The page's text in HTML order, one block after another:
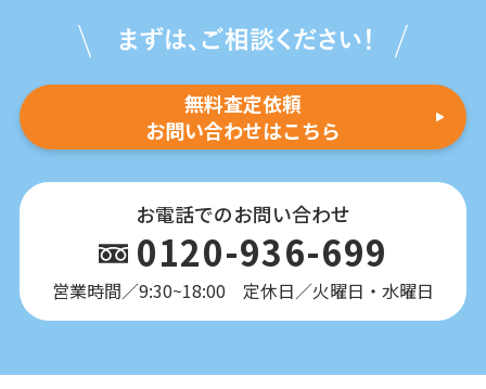
無料査定依頼
お問い合わせはこちら
お電話でのお問い合わせ
0120-936-699
営業時間／9:30~18:00 定休日／火曜日・水曜日